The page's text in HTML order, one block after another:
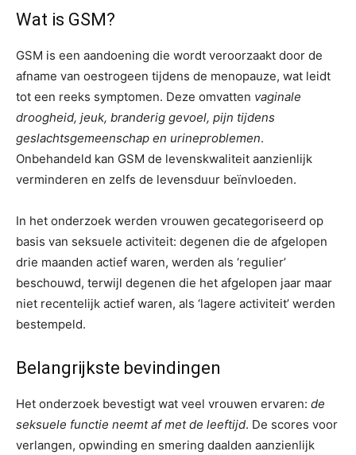
Wat is GSM?
GSM is een aandoening die wordt veroorzaakt door de
afname van oestrogeen tijdens de menopauze, wat leidt
tot een reeks symptomen. Deze omvatten vaginale
droogheid, jeuk, branderig gevoel, pijn tijdens
geslachtsgemeenschap en urineproblemen.
Onbehandeld kan GSM de levenskwaliteit aanzienlijk
verminderen en zelfs de levensduur beïnvloeden.
In het onderzoek werden vrouwen gecategoriseerd op
basis van seksuele activiteit: degenen die de afgelopen
drie maanden actief waren, werden als ‘regulier’
beschouwd, terwijl degenen die het afgelopen jaar maar
niet recentelijk actief waren, als ‘lagere activiteit’ werden
bestempeld.
Belangrijkste bevindingen
Het onderzoek bevestigt wat veel vrouwen ervaren: de
seksuele functie neemt af met de leeftijd. De scores voor
verlangen, opwinding en smering daalden aanzienlijk